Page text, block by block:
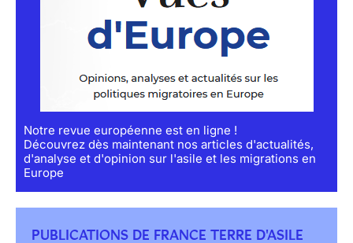
Notre revue européenne est en ligne !
Découvrez dès maintenant nos articles d'actualités,
d'analyse et d'opinion sur l'asile et les migrations en
Europe
PUBLICATIONS DE FRANCE TERRE D'ASILE